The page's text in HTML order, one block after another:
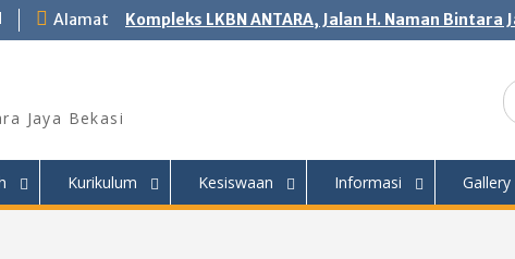
Alamat Kompleks LKBN ANTARA, Jalan H. Naman Bintara
Jaya Bekasi
Kurikulum Kesiswaan Informasi Gallery